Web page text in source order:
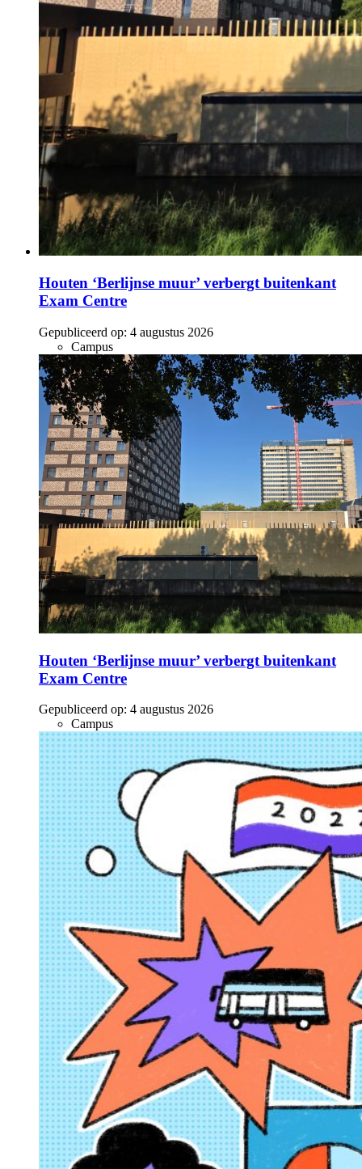
Houten ‘Berlijnse muur’ verbergt buitenkant
Exam Centre
Gepubliceerd op: 4 augustus 2026
Campus
Houten ‘Berlijnse muur’ verbergt buitenkant
Exam Centre
Gepubliceerd op: 4 augustus 2026
Campus